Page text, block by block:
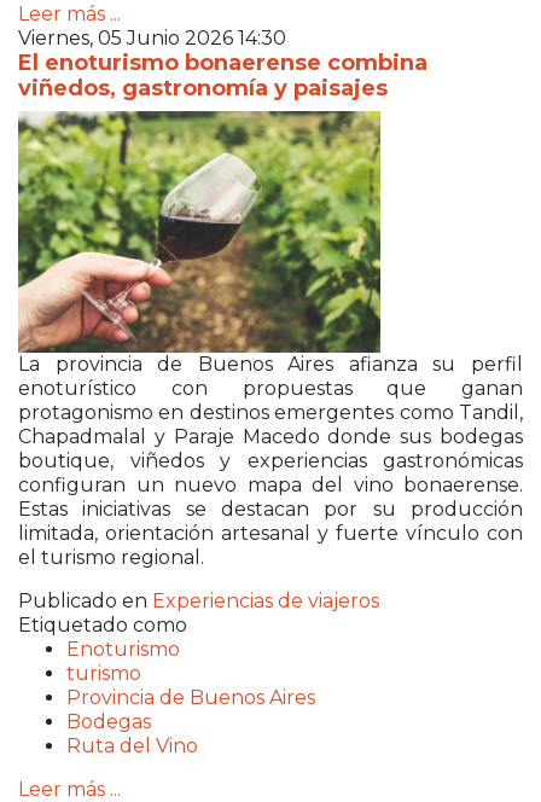
Leer más ...
Viernes, 05 Junio 2026 14:30
El enoturismo bonaerense combina
viñedos, gastronomía y paisajes
La provincia de Buenos Aires afianza su perfil
enoturístico con propuestas que ganan
protagonismo en destinos emergentes como Tandil,
Chapadmalal y Paraje Macedo donde sus bodegas
boutique, viñedos y experiencias gastronómicas
configuran un nuevo mapa del vino bonaerense.
Estas iniciativas se destacan por su producción
limitada, orientación artesanal y fuerte vínculo con
el turismo regional.
Publicado en Experiencias de viajeros
Etiquetado como
Enoturismo
turismo
Provincia de Buenos Aires
Bodegas
Ruta del Vino
Leer más ...